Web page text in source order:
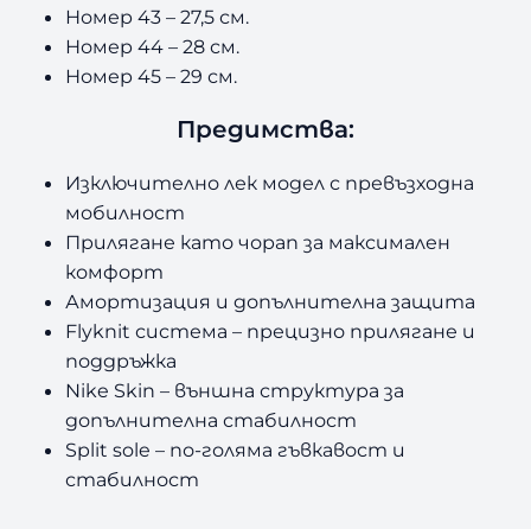
Номер 43 – 27,5 см.
Номер 44 – 28 см.
Номер 45 – 29 см.
Предимства:
Изключително лек модел с превъзходна
мобилност
Прилягане като чорап за максимален
комфорт
Амортизация и допълнителна защита
Flyknitсистема– прецизно прилягане и
поддръжка
Nike Skin– външна структура за
допълнителна стабилност
Split sole– по-голяма гъвкавост и
стабилност